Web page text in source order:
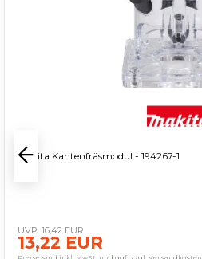
Makita Kantenfräsmodul - 194267-1
16,42 EUR
13,22 EUR